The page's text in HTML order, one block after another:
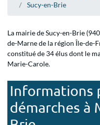
Sucy-en-Brie
La mairie de Sucy-en-Brie
de-Marne de la région Île-de-
constitué de 34 élus dont le
Marie-Carole.
Informations
démarches à